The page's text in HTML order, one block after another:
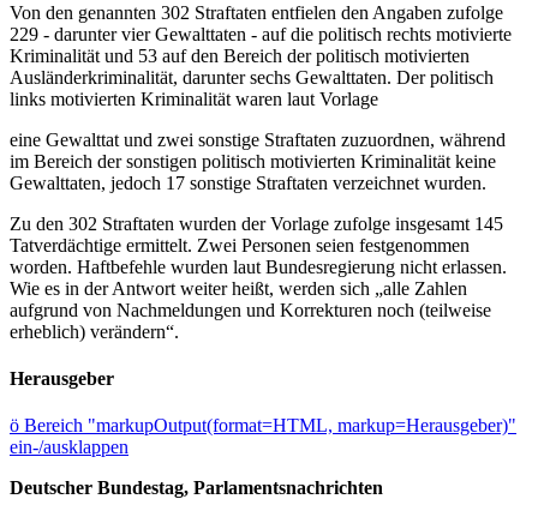
Von den genannten 302 Straftaten entfielen den Angaben zufolge
229 - darunter vier Gewalttaten - auf die politisch rechts motivierte
Kriminalität und 53 auf den Bereich der politisch motivierten
Ausländerkriminalität, darunter sechs Gewalttaten. Der politisch
links motivierten Kriminalität waren laut Vorlage
eine Gewalttat und zwei sonstige Straftaten zuzuordnen, während
im Bereich der sonstigen politisch motivierten Kriminalität keine
Gewalttaten, jedoch 17 sonstige Straftaten verzeichnet wurden.
Zu den 302 Straftaten wurden der Vorlage zufolge insgesamt 145
Tatverdächtige ermittelt. Zwei Personen seien festgenommen
worden. Haftbefehle wurden laut Bundesregierung nicht erlassen.
Wie es in der Antwort weiter heißt, werden sich „alle Zahlen
aufgrund von Nachmeldungen und Korrekturen noch (teilweise
erheblich) verändern“.
Herausgeber
ö Bereich "markupOutput(format=HTML, markup=Herausgeber)"
ein-/ausklappen
Deutscher Bundestag, Parlamentsnachrichten